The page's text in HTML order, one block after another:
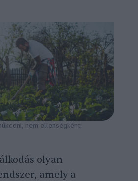
nem ellenségként.
olyan
amely a